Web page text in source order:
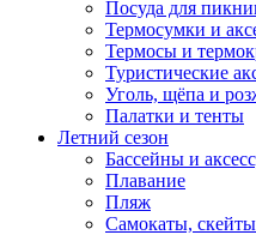
Посуда для
Термосумки и
Термосы и
Туристические
Уголь, щёпа и
Палатки и тенты
Летний сезон
Бассейны и
Плавание
Пляж
Самокаты,